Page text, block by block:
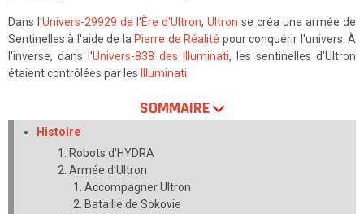
Dans l'Univers-29929 de l'Ère d'Ultron, Ultron se créa une armée de
Sentinelles à l'aide de la Pierre de Réalité pour conquérir l'univers. À
l'inverse, dans l'Univers-838 des Illuminati, les sentinelles d'Ultron
étaient contrôlées par les
Illuminati
SOMMAIRE
Histoire
Robots d'HYDRA
Armée d'Ultron
Accompagner Ultron
Bataille de Sokovie